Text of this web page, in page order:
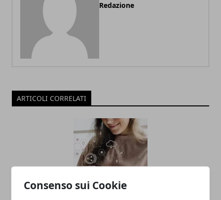
Consenso sui Cookie
Redazione
ARTICOLI CORRELATI